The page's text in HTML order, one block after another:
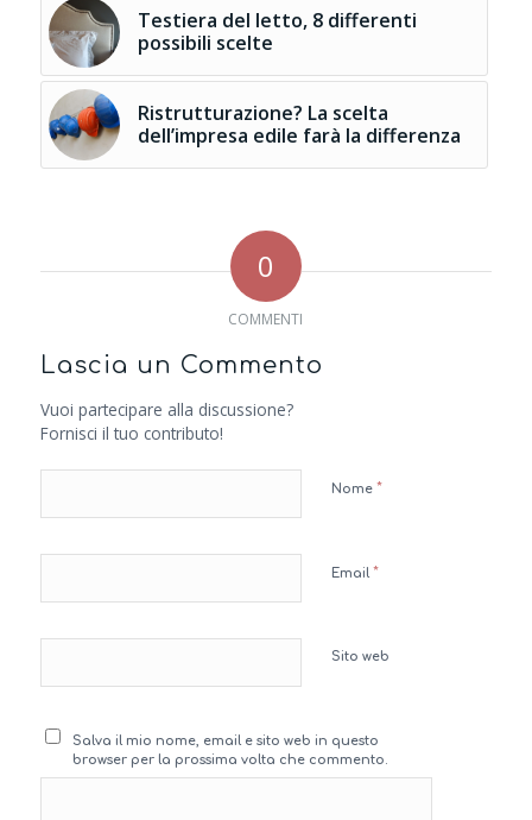
Testiera del letto, 8 differenti
possibili scelte
Ristrutturazione? La scelta
dell’impresa edile farà la differenza
0
COMMENTI
Lascia un Commento
Vuoi partecipare alla discussione?
Fornisci il tuo contributo!
Nome *
Email *
Sito web
Salva il mio nome, email e sito web in questo
browser per la prossima volta che commento.